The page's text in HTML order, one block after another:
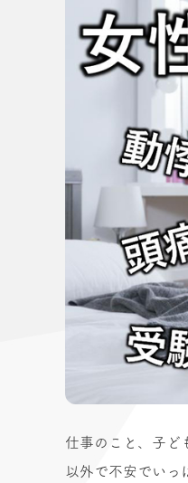
仕事のこと、子ど
以外で不安でいっ